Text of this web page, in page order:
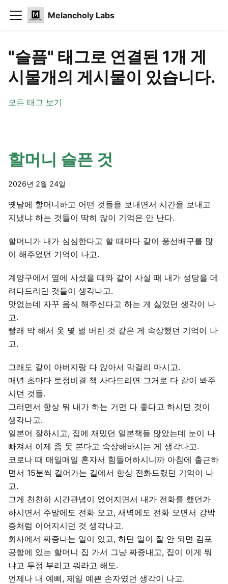
Melancholy Labs
"슬픔" 태그로 연결된 1개 게
시물개의 게시물이 있습니다.
모든 태그 보기
할머니 슬픈 것
2026년 2월 24일
옛날에 할머니하고 어떤 것들을 보내면서 시간을 보내고
지냈냐 하는 것들이 딱히 많이 기억은 안 난다.
할머니가 내가 심심한다고 할 때마다 같이 풍선배구를 많
이 해주었던 기억이 나고.
계양구에서 옆에 사셨을 때와 같이 사실 때 내가 성당을 데
려다드리던 것들이 생각나고.
맛없는데 자꾸 음식 해주신다고 하는 게 싫었던 생각이 나
고.
빨래 막 해서 옷 몇 벌 버린 것 같은 게 속상했던 기억이 나
고.
그래도 같이 아버지랑 다 앉아서 막걸리 마시고.
매년 초마다 토정비결 책 사다드리면 그거로 다 같이 봐주
시던 것들.
그러면서 항상 뭐 내가 하는 거면 다 좋다고 하시던 것이
생각나고.
일본어 잘하시고, 집에 재밌던 일본책들 많았는데 눈이 나
빠져서 이제 좀 못 본다고 속상해하시는 게 생각나고.
코로나 때 매일매일 혼자서 힘들어하시니까 아침에 출근하
면서 15분씩 걸어가는 길에서 항상 전화드렸던 기억이 나
고.
그게 천천히 시간관념이 없어지면서 내가 전화를 했던가
하시면서 주말에도 전화 오고, 새벽에도 전화 오면서 강박
증처럼 이어지시던 것 생각나고.
회사에서 짜증나는 일이 있고, 하던 일이 잘 안 되면 김포
공항에 있는 할머니 집 가서 그냥 짜증내고, 집이 이게 뭐
냐고 투정 부리고 뭐라고 해도.
언제나 내 예삐, 제일 예쁜 손자였던 생각이 나고.